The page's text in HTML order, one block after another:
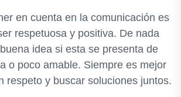
en cuenta en la comunicación es
respetuosa y positiva. De nada
idea si esta se presenta de
o poco amable. Siempre es mejor
respeto y buscar soluciones juntos.